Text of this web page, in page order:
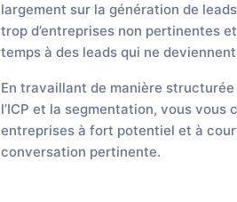
largement sur la génération de
trop d’entreprises non pertinentes
temps à des leads qui ne
En travaillant de manière
l’ICP et la segmentation, vous vous
entreprises à fort potentiel et à
conversation pertinente.